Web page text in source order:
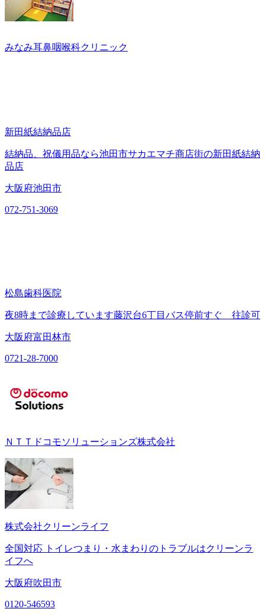
みなみ耳鼻咽喉科クリニック
新田紙結納品店
結納品、祝儀用品なら池田市サカエマチ商店街の新田紙結納
品店
大阪府池田市
072-751-3069
松島歯科医院
夜8時まで診療しています藤沢台6丁目バス停前すぐ 往診可
大阪府富田林市
0721-28-7000
ＮＴＴドコモソリューションズ株式会社
株式会社クリーンライフ
全国対応 トイレつまり・水まわりのトラブルはクリーンラ
イフへ
大阪府吹田市
0120-546593